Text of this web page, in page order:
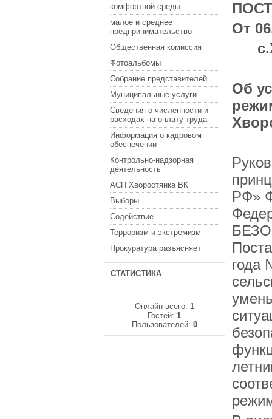
комфортной среды
малое и среднее
предпринимательство
Общественная комиссия
Фотоальбомы
Собрание представителей
Муниципальные услуги
Сведения о численности и
расходах на оплату труда
Информация о кадровом
обеспечении
Контрольно-надзорная
деятельность
АСП Хворостянка ВК
Выборы
Содействие
Терроризм и экстремизм
Прокуратура разъясняет
СТАТИСТИКА
Онлайн всего: 1
Гостей:1
Пользователей: 0
От
Об
РФ»
года